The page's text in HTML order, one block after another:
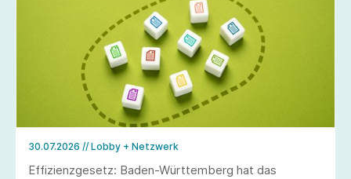
30.07.2026 // Lobby + Netzwerk
Effizienzgesetz: Baden-Württemberg hat das